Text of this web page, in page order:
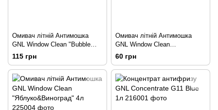
Омивач літній Антимошка
GNL Window Clean "Bubble
Gum" 4л
115 грн
Омивач літній Антимошка
GNL Window Clean
"Ябулоко&Виноград" 2л
60 грн